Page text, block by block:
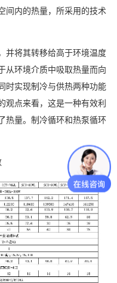
间内的热量，所采用的技术
并将其转移给高于环境温度
从环境介质中吸取热量而向
时实现制冷与供热两种功能
观点来看，这是一种有效利
热量。制冷循环和热泵循环